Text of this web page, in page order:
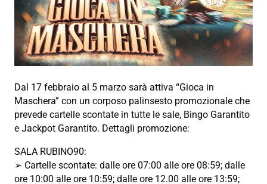
Dal 17 febbraio al 5 marzo sarà attiva “Gioca in
Maschera” con un corposo palinsesto promozionale che
prevede cartelle scontate in tutte le sale, Bingo Garantito
e Jackpot Garantito. Dettagli promozione:
SALA RUBINO90:
➢ Cartelle scontate: dalle ore 07:00 alle ore 08:59; dalle
ore 10:00 alle ore 10:59; dalle ore 12.00 alle ore 13:59;